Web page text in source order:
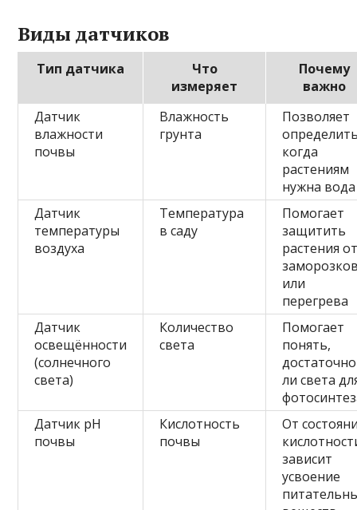
Виды датчиков
Тип датчика
Что
измеряет
Почему
важно
Датчик
влажности
почвы
Влажность
грунта
Позволяет
когда
растениям
нужна вода
Датчик
температуры
воздуха
Температура
в саду
Помогает
защитить
растения
или
перегрева
Датчик
освещённости
(солнечного
света)
Количество
света
Помогает
понять,
достаточно
ли света
Датчик pH
почвы
Кислотность
почвы
От
зависит
усвоение